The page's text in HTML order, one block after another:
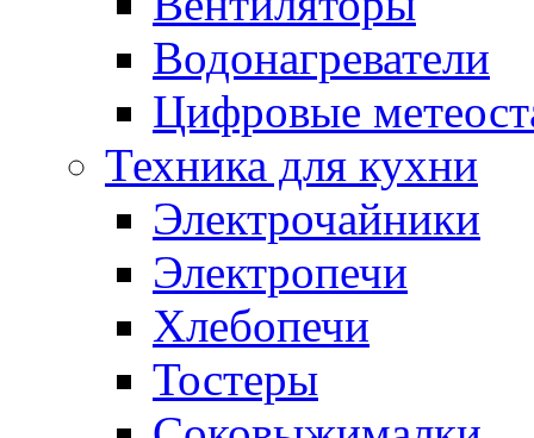
Водонагреватели
Цифровые
Техника для кухни
Электрочайники
Электропечи
Хлебопечи
Тостеры